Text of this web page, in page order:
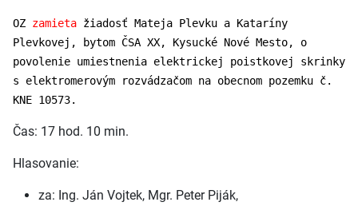
OZ zamieta žiadosť Mateja Plevku a Kataríny
Plevkovej, bytom ČSA XX, Kysucké Nové Mesto, o
povolenie umiestnenia elektrickej poistkovej skrinky
s elektromerovým rozvádzačom na obecnom pozemku č.
KNE 10573.
Čas: 17 hod. 10 min.
Hlasovanie:
za: Ing. Ján Vojtek, Mgr. Peter Piják,